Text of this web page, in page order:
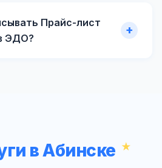
Прайс-лист
ЭДО?
в Абинске